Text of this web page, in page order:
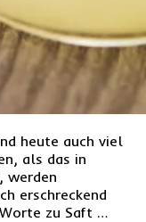
heute auch viel
als das in
werden
erschreckend
zu Saft …